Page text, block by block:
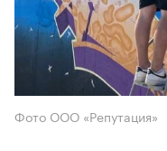
Фото ООО «Репутация»